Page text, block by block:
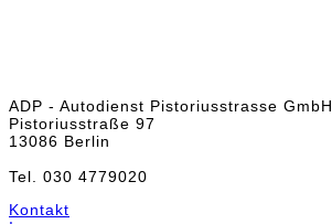
ADP - Autodienst Pistoriusstrasse GmbH
Pistoriusstraße 97
13086 Berlin
Tel. 030 4779020
Kontakt